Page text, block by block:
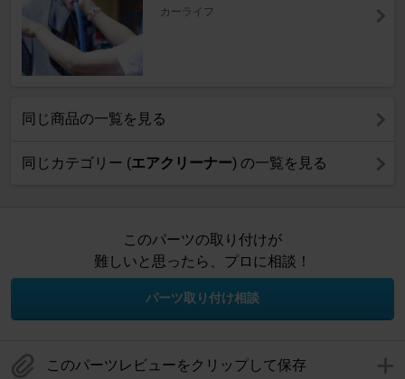
カーライフ
同じ商品の一覧を見る
同じカテゴリー (エアクリーナー) の一覧を見る
このパーツの取り付けが
難しいと思ったら、プロに相談！
パーツ取り付け相談
このパーツレビューをクリップして保存